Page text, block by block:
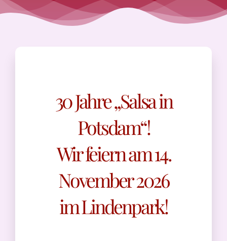
KONTAKT
30 Jahre „Salsa in
Potsdam“!
Wir feiern am 14.
November 2026
im Lindenpark!